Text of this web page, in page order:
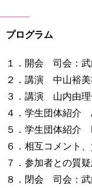
プログラム
１．開会 司会：武
２．講演 中山裕美
３．講演 山内由理
４．学生団体紹介
５．学生団体紹介
６．相互コメント
７．参加者との質
８．閉会 司会：武